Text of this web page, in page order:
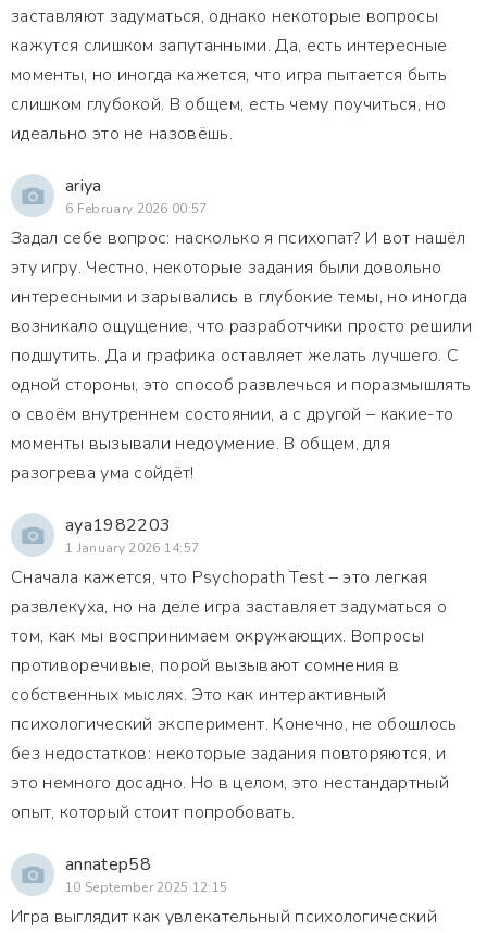
заставляют задуматься, однако некоторые вопросы
кажутся слишком запутанными. Да, есть интересные
моменты, но иногда кажется, что игра пытается быть
слишком глубокой. В общем, есть чему поучиться, но
идеально это не назовёшь.
ariya
6 February 2026 00:57
Задал себе вопрос: насколько я психопат? И вот нашёл
эту игру. Честно, некоторые задания были довольно
интересными и зарывались в глубокие темы, но иногда
возникало ощущение, что разработчики просто решили
подшутить. Да и графика оставляет желать лучшего. С
одной стороны, это способ развлечься и поразмышлять
о своём внутреннем состоянии, а с другой – какие-то
моменты вызывали недоумение. В общем, для
разогрева ума сойдёт!
aya1982203
1 January 2026 14:57
Сначала кажется, что Psychopath Test – это легкая
развлекуха, но на деле игра заставляет задуматься о
том, как мы воспринимаем окружающих. Вопросы
противоречивые, порой вызывают сомнения в
собственных мыслях. Это как интерактивный
психологический эксперимент. Конечно, не обошлось
без недостатков: некоторые задания повторяются, и
это немного досадно. Но в целом, это нестандартный
опыт, который стоит попробовать.
annatep58
10 September 2025 12:15
Игра выглядит как увлекательный психологический